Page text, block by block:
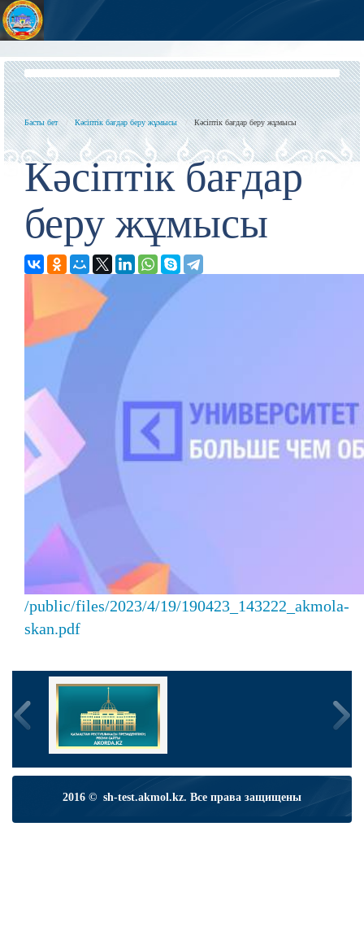
Басты бет Кәсіптік бағдар беру жұмысы Кәсіптік бағдар беру жұмысы
Кәсіптік бағдар
беру жұмысы
/public/files/2023/4/19/190423_143222_akmola-
skan.pdf
2016 © sh-test.akmol.kz. Все права защищены